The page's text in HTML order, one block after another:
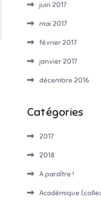
juin 2017
mai 2017
février 2017
janvier 2017
décembre 2016
Catégories
2017
2018
A paraître !
Académique